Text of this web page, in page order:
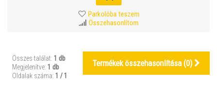
Parkolóba teszem
Összehasonlítom
Összes találat: 1 db
Megjelenítve: 1 db
Oldalak száma: 1 / 1
Termékek összehasonlítása (0)